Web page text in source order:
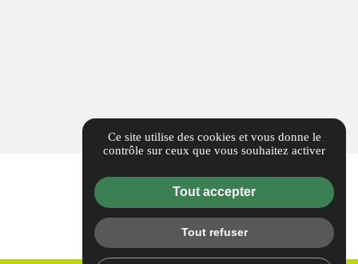
Suivez nous
Ce site utilise des cookies et vous donne le
contrôle sur ceux que vous souhaitez activer
Tout accepter
Tout refuser